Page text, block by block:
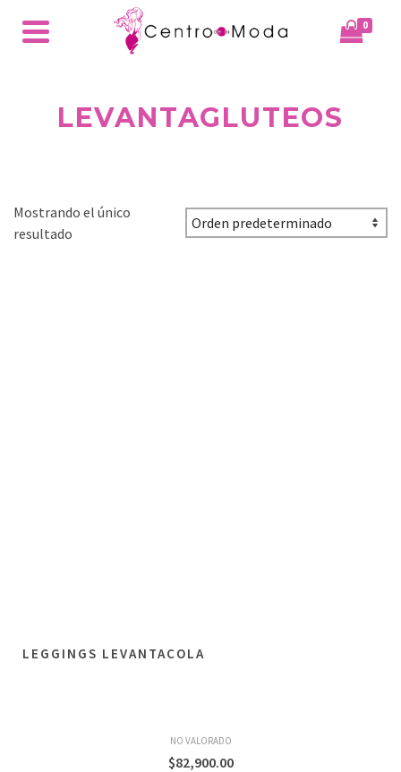
0
LEVANTAGLUTEOS
Mostrando el único
resultado
LEGGINGS LEVANTACOLA
NO VALORADO
$82,900.00